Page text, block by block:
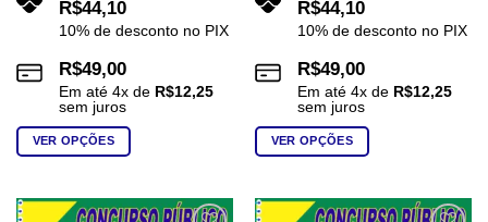
R$44,10
10% de desconto no PIX
R$49,00
Em até 4x de R$12,25
sem juros
VER OPÇÕES
tem
R$44,10
10% de desconto no PIX
R$49,00
Em até 4x de R$12,25
sem juros
VER OPÇÕES
tem